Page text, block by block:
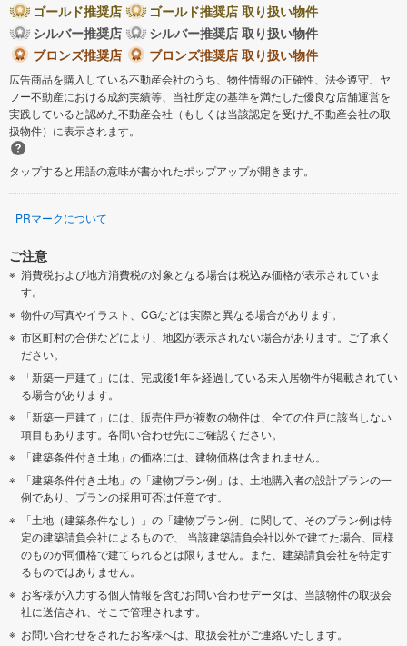
ゴールド推奨店
ゴールド推奨店 取り扱い物件
シルバー推奨店
シルバー推奨店 取り扱い物件
ブロンズ推奨店
ブロンズ推奨店 取り扱い物件
広告商品を購入している不動産会社のうち、物件情報の正確性、法令遵守、ヤ
フー不動産における成約実績等、当社所定の基準を満たした優良な店舗運営を
実践していると認めた不動産会社（もしくは当該認定を受けた不動産会社の取
扱物件）に表示されます。
タップすると用語の意味が書かれたポップアップが開きます。
PRマークについて
ご注意
消費税および地方消費税の対象となる場合は税込み価格が表示されていま
す。
物件の写真やイラスト、CGなどは実際と異なる場合があります。
市区町村の合併などにより、地図が表示されない場合があります。ご了承く
ださい。
「新築一戸建て」には、完成後1年を経過している未入居物件が掲載されてい
る場合があります。
「新築一戸建て」には、販売住戸が複数の物件は、全ての住戸に該当しない
項目もあります。各問い合わせ先にご確認ください。
「建築条件付き土地」の価格には、建物価格は含まれません。
「建築条件付き土地」の「建物プラン例」は、土地購入者の設計プランの一
例であり、プランの採用可否は任意です。
「土地（建築条件なし）」の「建物プラン例」に関して、そのプラン例は特
定の建築請負会社によるもので、 当該建築請負会社以外で建てた場合、同様
のものが同価格で建てられるとは限りません。また、建築請負会社を特定す
るものではありません。
お客様が入力する個人情報を含むお問い合わせデータは、当該物件の取扱会
社に送信され、そこで管理されます。
お問い合わせをされたお客様へは、取扱会社がご連絡いたします。